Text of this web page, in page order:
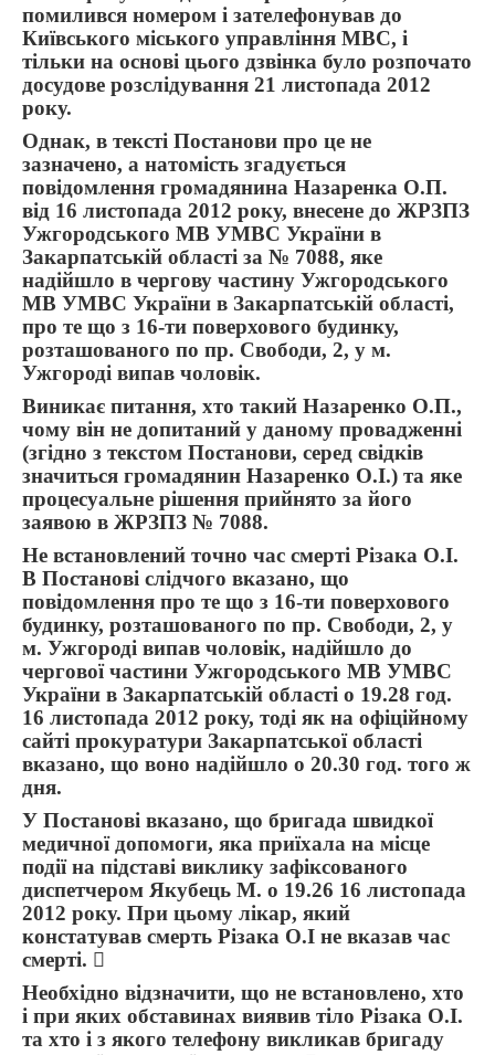
помилився номером і зателефонував до
Київського міського управління МВС, і
тільки на основі цього дзвінка було розпочато
досудове розслідування 21 листопада 2012
року.
Однак, в тексті Постанови про це не
зазначено, а натомість згадується
повідомлення громадянина Назаренка О.П.
від 16 листопада 2012 року, внесене до ЖРЗПЗ
Ужгородського МВ УМВС України в
Закарпатській області за № 7088, яке
надійшло в чергову частину Ужгородського
МВ УМВС України в Закарпатській області,
про те що з 16-ти поверхового будинку,
розташованого по пр. Свободи, 2, у м.
Ужгороді випав чоловік.
Виникає питання, хто такий Назаренко О.П.,
чому він не допитаний у даному провадженні
(згідно з текстом Постанови, серед свідків
значиться громадянин Назаренко О.І.) та яке
процесуальне рішення прийнято за його
заявою в ЖРЗПЗ № 7088.
Не встановлений точно час смерті Різака О.І.
В Постанові слідчого вказано, що
повідомлення про те що з 16-ти поверхового
будинку, розташованого по пр. Свободи, 2, у
м. Ужгороді випав чоловік, надійшло до
чергової частини Ужгородського МВ УМВС
України в Закарпатській області о 19.28 год.
16 листопада 2012 року, тоді як на офіційному
сайті прокуратури Закарпатської області
вказано, що воно надійшло о 20.30 год. того ж
дня.
У Постанові вказано, що бригада швидкої
медичної допомоги, яка приїхала на місце
події на підставі виклику зафіксованого
диспетчером Якубець М. о 19.26 16 листопада
2012 року. При цьому лікар, який
констатував смерть Різака О.І не вказав час
смерті. 
Необхідно відзначити, що не встановлено, хто
і при яких обставинах виявив тіло Різака О.І.
та хто і з якого телефону викликав бригаду